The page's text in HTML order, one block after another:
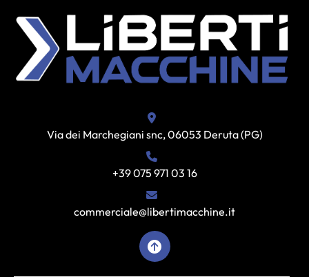
Via dei Marchegiani snc, 06053 Deruta (PG)
+39 075 971 03 16
commerciale@libertimacchine.it